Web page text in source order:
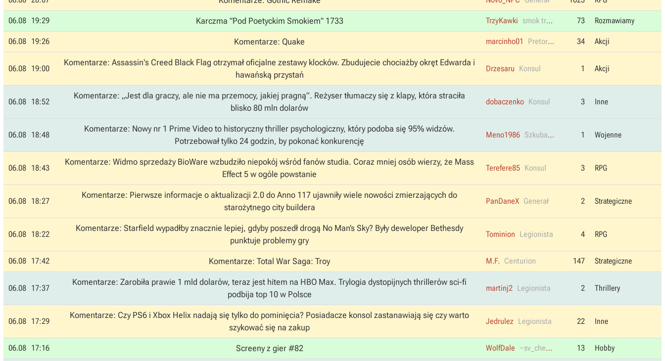
06.08 19:29 Karczma "Pod Poetyckim Smokiem" 1733 TrzyKawki smok trojański 73 Rozmawiamy
06.08 19:26 Komentarze: Quake marcinho01 Pretorianin 34 Akcji
06.08 19:00
Komentarze: Assassin's Creed Black Flag otrzymał oficjalne zestawy klocków. Zbudujecie chociażby okręt Edwarda i
hawańską przystań
Drzesaru Konsul 1 Akcji
06.08 18:52
Komentarze: „Jest dla graczy, ale nie ma przemocy, jakiej pragną”. Reżyser tłumaczy się z klapy, która straciła
blisko 80 mln dolarów
dobaczenko Konsul 3 Inne
06.08 18:48
Komentarze: Nowy nr 1 Prime Video to historyczny thriller psychologiczny, który podoba się 95% widzów.
Potrzebował tylko 24 godzin, by pokonać konkurencję
Meno1986 Szkubany Myszor 1 Wojenne
06.08 18:43
Komentarze: Widmo sprzedaży BioWare wzbudziło niepokój wśród fanów studia. Coraz mniej osób wierzy, że Mass
Effect 5 w ogóle powstanie
Terefere85 Konsul 3 RPG
06.08 18:27
Komentarze: Pierwsze informacje o aktualizacji 2.0 do Anno 117 ujawniły wiele nowości zmierzających do
starożytnego city buildera
PanDaneX Generał 2 Strategiczne
06.08 18:22
Komentarze: Starfield wypadłby znacznie lepiej, gdyby poszedł drogą No Man’s Sky? Były deweloper Bethesdy
punktuje problemy gry
Tominion Legionista 4 RPG
06.08 17:42 Komentarze: Total War Saga: Troy M.F. Centurion 147 Strategiczne
06.08 17:37
Komentarze: Zarobiła prawie 1 mld dolarów, teraz jest hitem na HBO Max. Trylogia dystopijnych thrillerów sci-fi
podbija top 10 w Polsce
martinj2 Legionista 2 Thrillery
06.08 17:29
Komentarze: Czy PS6 i Xbox Helix nadają się tylko do pominięcia? Posiadacze konsol zastanawiają się czy warto
szykować się na zakup
Jedrulez Legionista 22 Inne
06.08 17:16 Screeny z gier #82 WolfDale ~sv_cheats 1 13 Hobby